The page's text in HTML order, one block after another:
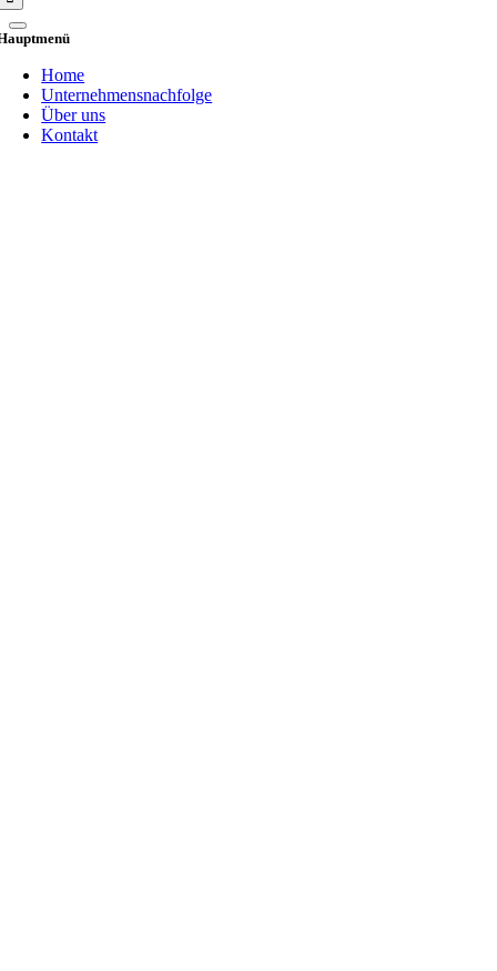
Home
Unternehmensnachfolge
Über uns
Kontakt